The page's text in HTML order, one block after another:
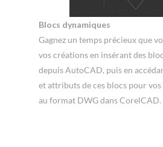
Blocs dynamiques
Gagnez un temps précieux que
vos créations en insérant des
depuis AutoCAD, puis en
et attributs de ces blocs pour
au format DWG dans CorelCAD.